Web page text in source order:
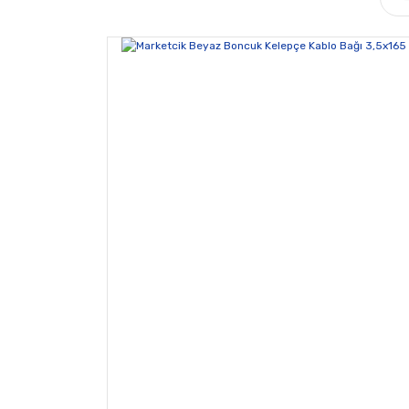
Ürün bilgilerinde hatalar bulunuyor.